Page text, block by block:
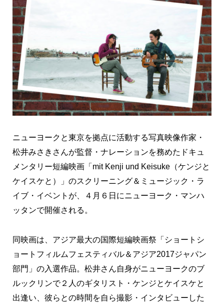
ニューヨークと東京を拠点に活動する写真映像作家・
松井みさきさんが監督・ナレーションを務めたドキュ
メンタリー短編映画「mit Kenji und Keisuke（ケンジと
ケイスケと）」のスクリーニング＆ミュージック・ラ
イブ・イベントが、４月６日にニューヨーク・マンハ
ッタンで開催される。
同映画は、アジア最大の国際短編映画祭「ショートシ
ョートフィルムフェスティバル＆アジア2017ジャパン
部門」の入選作品。松井さん自身がニューヨークのブ
ルックリンで２人のギタリスト・ケンジとケイスケと
出逢い、彼らとの時間を自ら撮影・インタビューした